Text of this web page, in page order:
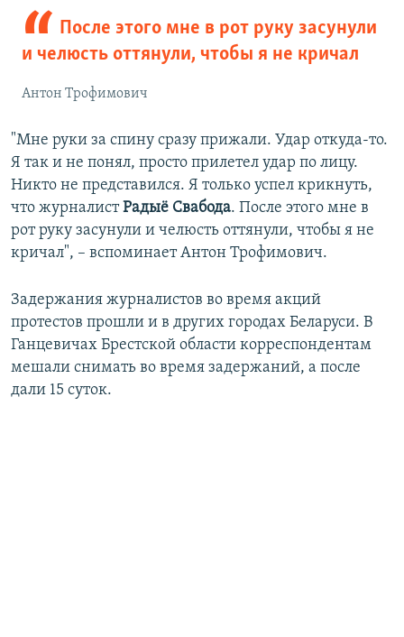
После этого мне в рот руку засунули
и челюсть оттянули, чтобы я не кричал
Антон Трофимович
"Мне руки за спину сразу прижали. Удар откуда-то.
Я так и не понял, просто прилетел удар по лицу.
Никто не представился. Я только успел крикнуть,
что журналистРадыё Свабода. После этого мне в
рот руку засунули и челюсть оттянули, чтобы я не
кричал", – вспоминает Антон Трофимович.
Задержания журналистов во время акций
протестов прошли и в других городах Беларуси. В
Ганцевичах Брестской области корреспондентам
мешали снимать во время задержаний, а после
дали 15 суток.